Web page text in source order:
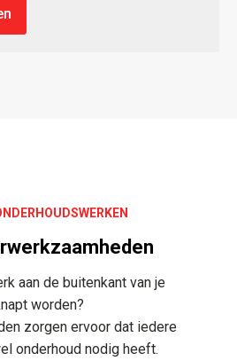
aan de buitenkant van je
worden?
zorgen ervoor dat iedere
onderhoud nodig heeft.